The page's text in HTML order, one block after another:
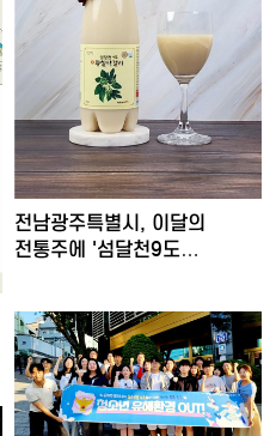
전남광주특별시, 이달의
전통주에 '섬달천9도